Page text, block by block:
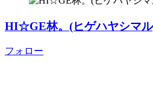
HI☆GE林。(ヒゲハヤシマ
フォロー